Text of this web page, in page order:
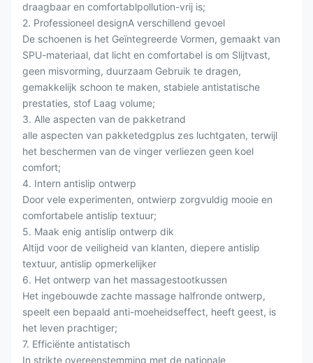
draagbaar en comfortablpollution-vrij is;
2. Professioneel designA verschillend gevoel
De schoenen is het Geïntegreerde Vormen, gemaakt van
SPU-materiaal, dat licht en comfortabel is om Slijtvast,
geen misvorming, duurzaam Gebruik te dragen,
gemakkelijk schoon te maken, stabiele antistatische
prestaties, stof Laag volume;
3. Alle aspecten van de pakketrand
alle aspecten van pakketedgplus zes luchtgaten, terwijl
het beschermen van de vinger verliezen geen koel
comfort;
4. Intern antislip ontwerp
Door vele experimenten, ontwierp zorgvuldig mooie en
comfortabele antislip textuur;
5. Maak enig antislip ontwerp dik
Altijd voor de veiligheid van klanten, diepere antislip
textuur, antislip opmerkelijker
6. Het ontwerp van het massagestootkussen
Het ingebouwde zachte massage halfronde ontwerp,
speelt een bepaald anti-moeheidseffect, heeft geest, is
het leven prachtiger;
7. Efficiënte antistatisch
In strikte overeenstemming met de nationale